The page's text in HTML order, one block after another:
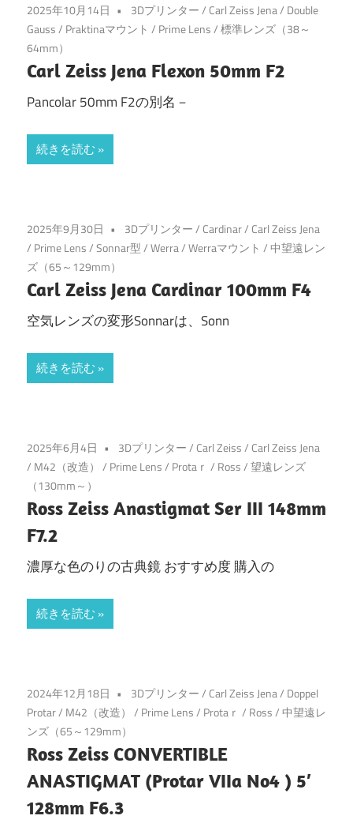
2025年10月14日 3Dプリンター/ Carl Zeiss Jena/ Double
Gauss/ Praktinaマウント / Prime Lens/標準レンズ（38～
64mm）
Carl Zeiss Jena Flexon 50mm F2
Pancolar 50mm F2の別名－
続きを読む
2025年9月30日 3Dプリンター/ Cardinar/ Carl Zeiss Jena
/ Prime Lens/Sonnar型/Werra/Werraマウント /中望遠レン
ズ（65～129mm）
Carl Zeiss Jena Cardinar 100mm F4
空気レンズの変形Sonnarは、Sonn
続きを読む
2025年6月4日 3Dプリンター/ Carl Zeiss/ Carl Zeiss Jena
/ M42（改造） / Prime Lens/ Protaｒ / Ross/望遠レンズ
（130mm～）
Ross Zeiss Anastigmat Ser III 148mm
F7.2
濃厚な色のりの古典鏡 おすすめ度 購入の
続きを読む
2024年12月18日 3Dプリンター/ Carl Zeiss Jena/ Doppel
Protar/ M42（改造） / Prime Lens/ Protaｒ / Ross/中望遠レ
ンズ（65～129mm）
Ross Zeiss CONVERTIBLE
ANASTIGMAT (Protar VIIa No4 ) 5′
128mm F6.3